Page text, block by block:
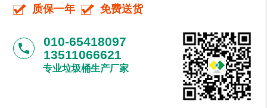
质保一年
免费送货
phone
010-65418097
13511066621
专业垃圾桶生产厂家